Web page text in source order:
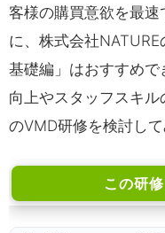
客様の購買意欲を最
に、株式会社
基礎編」はおすすめ
向上やスタッフスキ
のVMD研修を検討し
この研